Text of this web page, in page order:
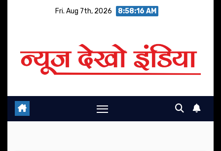
Fri. Aug 7th, 2026 8:58:16 AM